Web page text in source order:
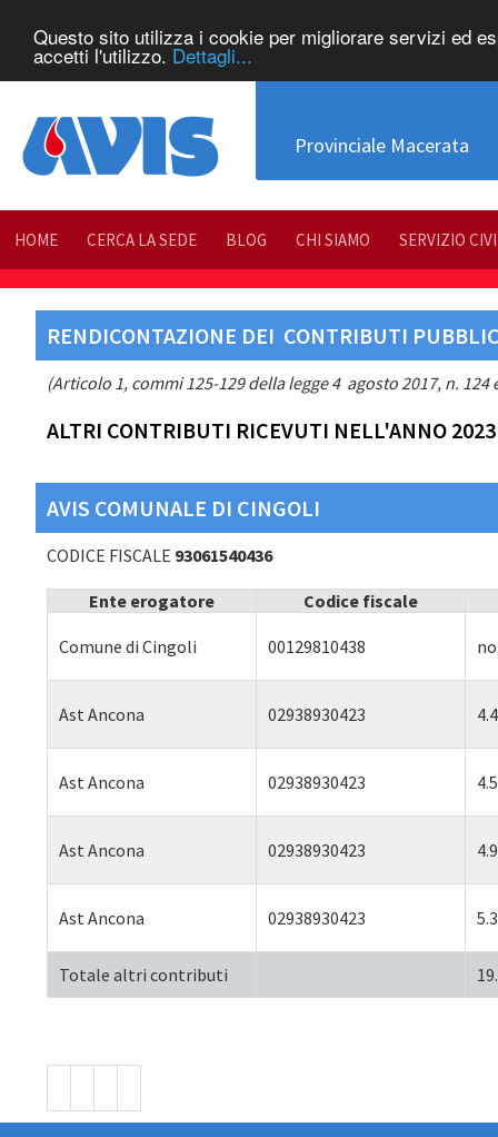
Questo sito utilizza i cookie per migliorare servizi ed
accetti l'utilizzo. Dettagli...
Provinciale Macerata
HOME CERCA LA SEDE BLOG CHI SIAMO SERVIZIO
RENDICONTAZIONE DEI CONTRIBUTI
(Articolo 1, commi 125-129 della legge 4 agosto 2017, n. 124
ALTRI CONTRIBUTI RICEVUTI NELL'ANNO 2023
AVIS COMUNALE DI CINGOLI
CODICE FISCALE 93061540436
Ente erogatore Codice fiscale
Comune di Cingoli 00129810438
Ast Ancona 02938930423
Ast Ancona 02938930423
Ast Ancona 02938930423
Ast Ancona 02938930423
Totale altri contributi